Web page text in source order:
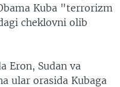
Kuba "terrorizm
cheklovni olib
Eron, Sudan va
ular orasida Kubaga